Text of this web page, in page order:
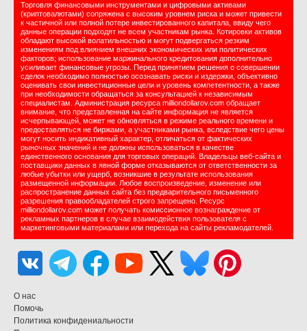
Торговля финансовыми инструментами и цифровыми активами
(криптовалютами) сопряжена с высоким уровнем риска и может привести
к частичной или полной потере инвестированного капитала, ввиду чего
данные операции подходят не всем участникам рынка. Котировки активов
обладают высокой волатильностью и могут подвергаться резким
изменениям под влиянием внешних экономических или политических
факторов; использование маржинального кредитования дополнительно
усиливает финансовые угрозы. Перед принятием решения о совершении
сделок необходимо полностью осознавать риски и издержки, объективно
оценивать свои инвестиционные цели и уровень компетентности, а также
при необходимости обращаться за консультацией к независимым
специалистам. Администрация ресурса milliondollarov.com обращает
внимание, что представленная на сайте информация не является
исчерпывающей, может не обновляться в режиме реального времени и
предоставляться не биржами, а участниками рынка, вследствие чего цены
могут носить индикативный характер, отличаться от фактических
рыночных значений и не должны использоваться в качестве
единственного основания для торговых операций. Владельцы веб-сайта и
поставщики данных в явной форме отказываются от ответственности за
любые убытки или ущерб, возникшие в результате использования
размещенной информации. Любое воспроизведение, изменение или
распространение данных сайта без предварительного письменного
разрешения правообладателей строго запрещено. Ресурс
milliondollarov.com может получать комиссионное вознаграждение от
рекламных партнеров в случае взаимодействия пользователя с
маркетинговыми материалами или перехода на сайты рекламодателей.
О нас
Помочь
Политика конфидениальности